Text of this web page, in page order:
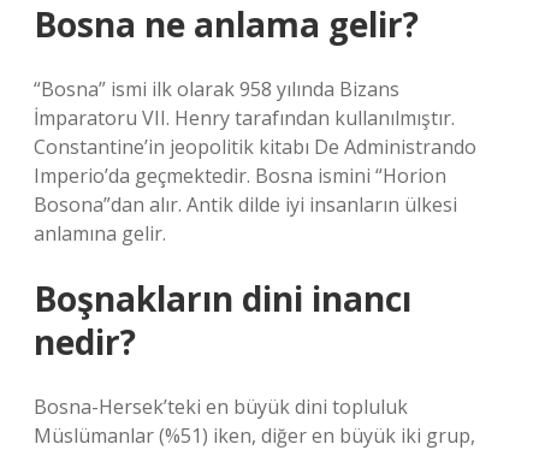
Bosna ne anlama gelir?
“Bosna” ismi ilk olarak 958 yılında Bizans
İmparatoru VII. Henry tarafından kullanılmıştır.
Constantine’in jeopolitik kitabı De Administrando
Imperio’da geçmektedir. Bosna ismini “Horion
Bosona”dan alır. Antik dilde iyi insanların ülkesi
anlamına gelir.
Boşnakların dini inancı
nedir?
Bosna-Hersek’teki en büyük dini topluluk
Müslümanlar (%51) iken, diğer en büyük iki grup,